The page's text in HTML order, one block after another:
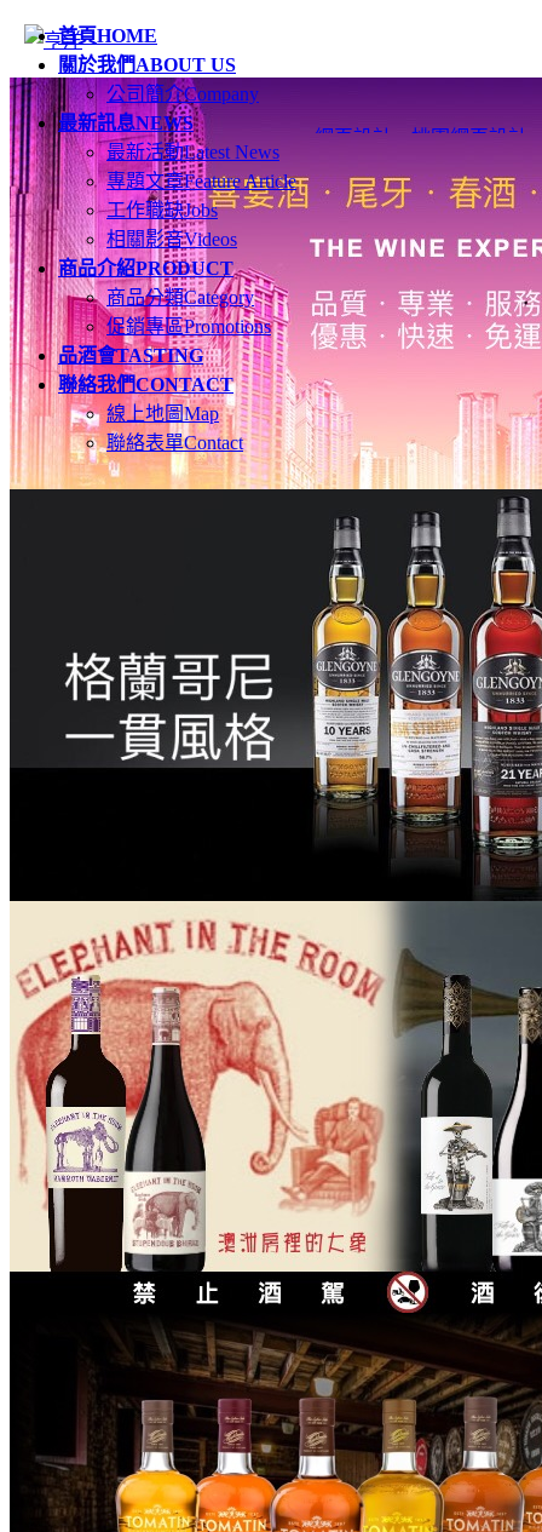
首頁HOME
關於我們ABOUT US
公司簡介Company
最新訊息NEWS
最新活動Latest News
專題文章Feature Article
工作職缺Jobs
相關影音Videos
商品介紹PRODUCT
商品分類Category
促銷專區Promotions
品酒會TASTING
聯絡我們CONTACT
線上地圖Map
聯絡表單Contact
網頁設計 桃園網頁設計